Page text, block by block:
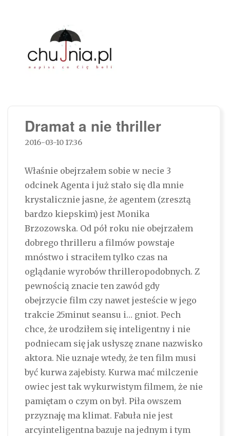
Dramat a nie thriller
2016-03-10 17:36
Właśnie obejrzałem sobie w necie 3
odcinek Agenta i już stało się dla mnie
krystalicznie jasne, że agentem (zresztą
bardzo kiepskim) jest Monika
Brzozowska. Od pół roku nie obejrzałem
dobrego thrilleru a filmów powstaje
mnóstwo i straciłem tylko czas na
oglądanie wyrobów thrilleropodobnych. Z
pewnością znacie ten zawód gdy
obejrzycie film czy nawet jesteście w jego
trakcie 25minut seansu i… gniot. Pech
chce, że urodziłem się inteligentny i nie
podniecam się jak usłyszę znane nazwisko
aktora. Nie uznaje wtedy, że ten film musi
być kurwa zajebisty. Kurwa mać milczenie
owiec jest tak wykurwistym filmem, że nie
pamiętam o czym on był. Piła owszem
przyznaję ma klimat. Fabuła nie jest
arcyinteligentna bazuje na jednym i tym